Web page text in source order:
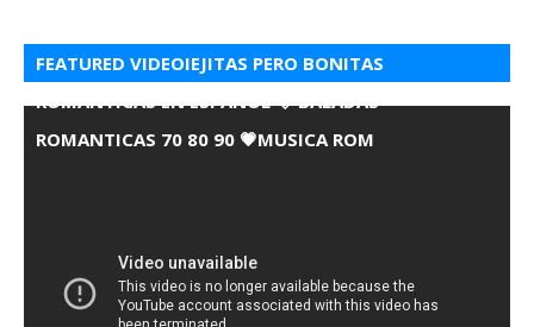
FEATURED VIDEOIEJITAS PERO BONITAS
ROMANTICAS EN ESPANOL 💘 BALADAS
ROMANTICAS 70 80 90 💗MUSICA ROM